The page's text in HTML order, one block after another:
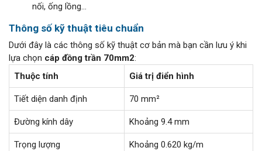
nối, ống lồng…
Thông số kỹ thuật tiêu chuẩn
Dưới đây là các thông số kỹ thuật cơ bản mà bạn cần lưu ý khi
lựa chọn cáp đồng trần 70mm2:
Thuộc tính
Giá trị điển hình
Tiết diện danh định 70 mm²
Đường kính dây Khoảng 9.4 mm
Trọng lượng Khoảng 0.620 kg/m